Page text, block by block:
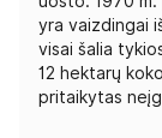
yra vaizdingai
visai šalia
12 hektarų
pritaikytas